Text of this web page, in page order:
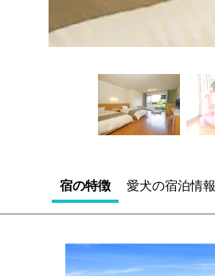
宿の特徴 愛犬の宿泊情報